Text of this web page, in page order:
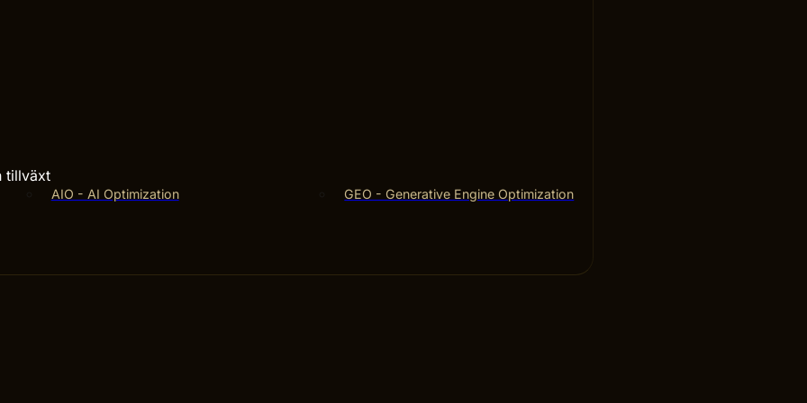
tillväxt
AIO - AI Optimization GEO - Generative Engine Optimization